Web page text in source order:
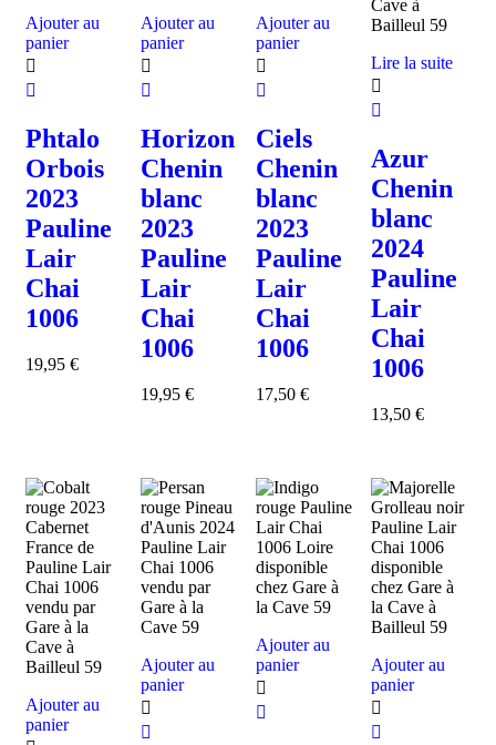
Ajouter au
panier
Phtalo
Orbois
2023
Pauline
Lair
Chai
1006
19,95 €
Ajouter au
panier
Horizon
Chenin
blanc
2023
Pauline
Lair
Chai
1006
19,95 €
Ajouter au
panier
Ciels
Chenin
blanc
2023
Pauline
Lair
Chai
1006
17,50 €
Lire la suite
Azur
Chenin
blanc
2024
Pauline
Lair
Chai
1006
13,50 €
Ajouter au
panier
Ajouter au
panier
Ajouter au
panier
Ajouter au
panier